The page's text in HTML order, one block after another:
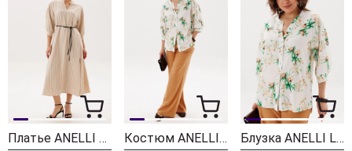
Платье ANELLI LAUREL 1846 песочная фея Костюм ANELLI LAUREL 1896 лютики на египетском песке Блузка ANELLI LAUREL 1854 лютики